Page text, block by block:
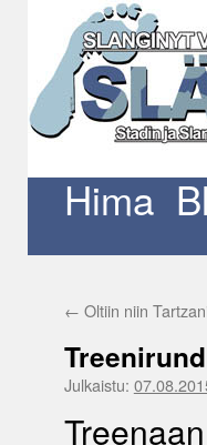
Hima
← Oltiin niin
Julkaistu: